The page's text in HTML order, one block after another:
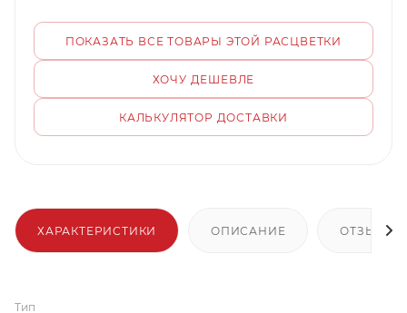
ПОКАЗАТЬ ВСЕ ТОВАРЫ ЭТОЙ РАСЦВЕТКИ
ХОЧУ ДЕШЕВЛЕ
КАЛЬКУЛЯТОР ДОСТАВКИ
ХАРАКТЕРИСТИКИ ОПИСАНИЕ ОТЗЫВЫ
Тип